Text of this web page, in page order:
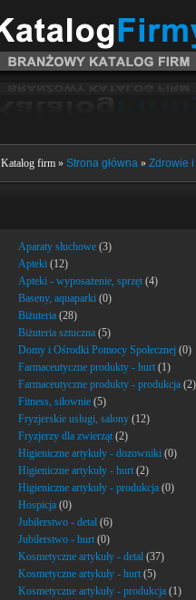
Katalog firm » Strona główna » Zdrowie
Aparaty słuchowe (3)
Apteki (12)
Apteki - wyposażenie, sprzęt (4)
Baseny, aquaparki (0)
Biżuteria (28)
Biżuteria sztuczna (5)
Domy i Ośrodki Pomocy Społecznej (0)
Farmaceutyczne produkty - hurt (1)
Farmaceutyczne produkty - produkcja (2)
Fitness, siłownie (5)
Fryzjerskie usługi, salony (12)
Fryzjerzy dla zwierząt (2)
Higieniczne artykuły - dozowniki (0)
Higieniczne artykuły - hurt (2)
Higieniczne artykuły - produkcja (0)
Hospicja (0)
Jubilerstwo - detal (6)
Jubilerstwo - hurt (0)
Kosmetyczne artykuły - detal (37)
Kosmetyczne artykuły - hurt (5)
Kosmetyczne artykuły - produkcja (1)